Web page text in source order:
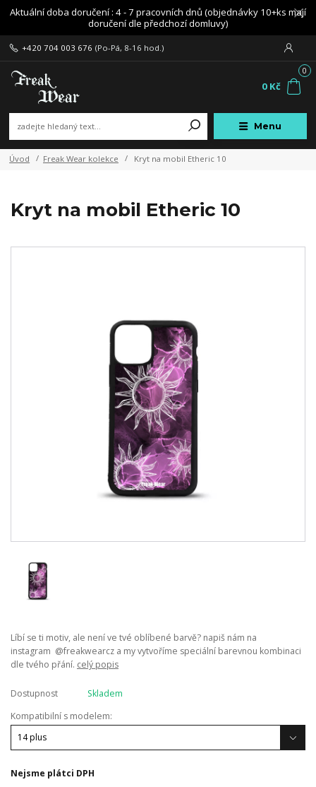
Aktuální doba doručení : 4 - 7 pracovních dnů (objednávky 10+ks mají
doručení dle předchozí domluvy)
Menu
+420 704 003 676 (Po-Pá, 8-16 hod.)
0
0 Kč
Úvod Freak Wear kolekce Kryt na mobil Etheric 10
Kryt na mobil Etheric 10
Líbí se ti motiv, ale není ve tvé oblíbené barvě? napiš nám na
instagram @freakwearcz a my vytvoříme speciální barevnou kombinaci
dle tvého přání. celý popis
Dostupnost
Skladem
Kompatibilní s modelem:
Nejsme plátci DPH